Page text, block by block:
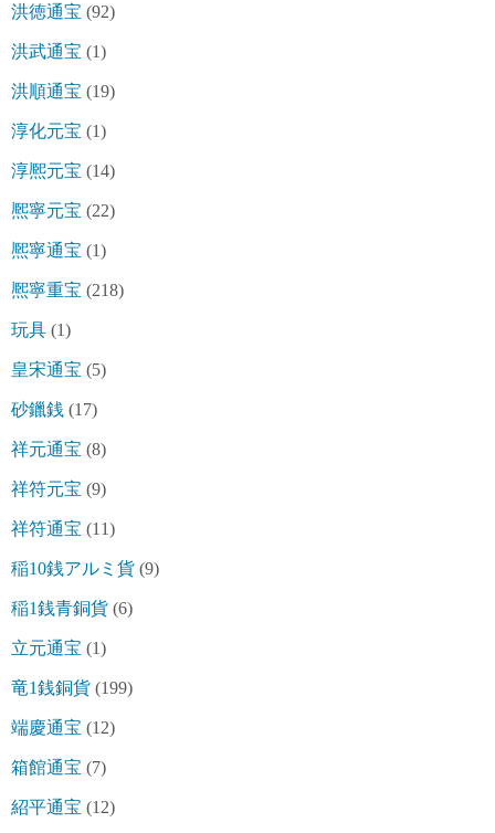
洪徳通宝 (92)
洪武通宝 (1)
洪順通宝 (19)
淳化元宝 (1)
淳熈元宝 (14)
熈寧元宝 (22)
熈寧通宝 (1)
熈寧重宝 (218)
玩具 (1)
皇宋通宝 (5)
砂鑞銭 (17)
祥元通宝 (8)
祥符元宝 (9)
祥符通宝 (11)
稲10銭アルミ貨 (9)
稲1銭青銅貨 (6)
立元通宝 (1)
竜1銭銅貨 (199)
端慶通宝 (12)
箱館通宝 (7)
紹平通宝 (12)